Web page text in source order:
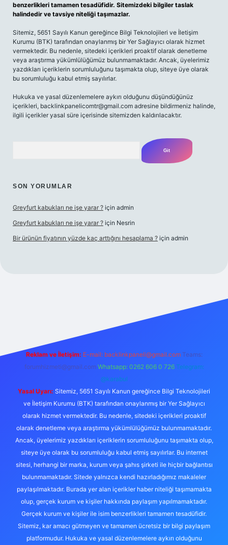
benzerlikleri tamamen tesadüfidir. Sitemizdeki bilgiler taslak
halindedir ve tavsiye niteliği taşımazlar.
Sitemiz, 5651 Sayılı Kanun gereğince Bilgi Teknolojileri ve İletişim
Kurumu (BTK) tarafından onaylanmış bir Yer Sağlayıcı olarak hizmet
vermektedir. Bu nedenle, sitedeki içerikleri proaktif olarak denetleme
veya araştırma yükümlülüğümüz bulunmamaktadır. Ancak, üyelerimiz
yazdıkları içeriklerin sorumluluğunu taşımakta olup, siteye üye olarak
bu sorumluluğu kabul etmiş sayılırlar.
Hukuka ve yasal düzenlemelere aykırı olduğunu düşündüğünüz
içerikleri, backlinkpanelicomtr@gmail.com adresine bildirmeniz halinde,
ilgili içerikler yasal süre içerisinde sitemizden kaldırılacaktır.
SON YORUMLAR
Greyfurt kabukları ne işe yarar ? için admin
Greyfurt kabukları ne işe yarar ? için Nesrin
Bir ürünün fiyatının yüzde kaç arttığını hesaplama ? için admin
m elexbet
Reklam ve İletişim: E-mail: backlinkpaneli@gmail.com Teams:
forumhizmeti@gmail.com Whatsapp: 0262 606 0 726 Telegram:
@karabul
Yasal Uyarı: Sitemiz, 5651 Sayılı Kanun gereğince Bilgi Teknolojileri
ve İletişim Kurumu (BTK) tarafından onaylanmış bir Yer Sağlayıcı
olarak hizmet vermektedir. Bu nedenle, sitedeki içerikleri proaktif
olarak denetleme veya araştırma yükümlülüğümüz bulunmamaktadır.
Ancak, üyelerimiz yazdıkları içeriklerin sorumluluğunu taşımakta olup,
siteye üye olarak bu sorumluluğu kabul etmiş sayılırlar. Bu internet
sitesi, herhangi bir marka, kurum veya şahıs şirketi ile hiçbir bağlantısı
bulunmamaktadır. Sitede yalnızca kendi hazırladığımız makaleler
paylaşılmaktadır. Burada yer alan içerikler haber niteliği taşımamakta
olup, gerçek kurum ve kişiler hakkında paylaşım yapılmamaktadır.
Gerçek kurum ve kişiler ile isim benzerlikleri tamamen tesadüfidir.
Sitemiz, kar amacı gütmeyen ve tamamen ücretsiz bir bilgi paylaşım
platformudur. Hukuka ve yasal düzenlemelere aykırı olduğunu